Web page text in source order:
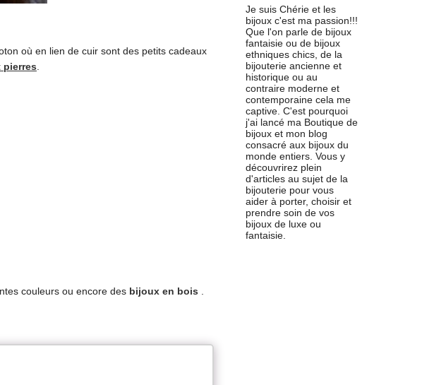
où en lien de cuir sont des petits cadeaux
pierres.
couleurs ou encore des bijoux en bois .
Je suis Chérie et les
bijoux c'est ma passion!!!
Que l'on parle de bijoux
fantaisie ou de bijoux
ethniques chics, de la
bijouterie ancienne et
historique ou au
contraire moderne et
contemporaine cela me
captive. C'est pourquoi
j'ai lancé ma Boutique de
bijoux et mon blog
consacré aux bijoux du
monde entiers. Vous y
découvrirez plein
d'articles au sujet de la
bijouterie pour vous
aider à porter, choisir et
prendre soin de vos
bijoux de luxe ou
fantaisie.